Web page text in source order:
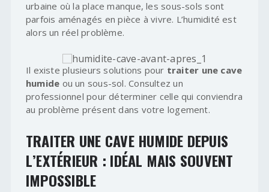
urbaine où la place manque, les sous-sols sont
parfois aménagés en pièce à vivre. L’humidité est
alors un réel problème.
Il existe plusieurs solutions pour traiter une cave
humide ou un sous-sol. Consultez un
professionnel pour déterminer celle qui conviendra
au problème présent dans votre logement.
TRAITER UNE CAVE HUMIDE DEPUIS
L’EXTÉRIEUR : IDÉAL MAIS SOUVENT
IMPOSSIBLE